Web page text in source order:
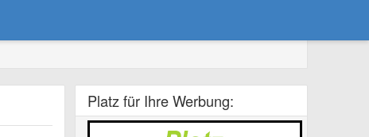
Platz für Ihre Werbung: